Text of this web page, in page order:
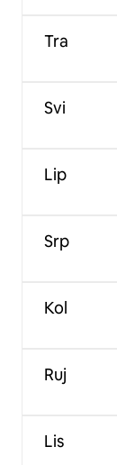
Tra
Svi
Lip
Srp
Kol
Ruj
Lis